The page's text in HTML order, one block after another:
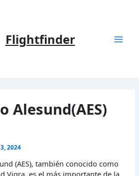
Flightfinder
Alesund(AES)
2024
(AES), también conocido como